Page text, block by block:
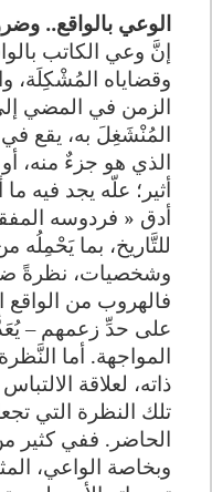
الوعي بالواقع..
إنَّ وعي الكاتب
وقضاياه المُشْكِلَة،
الزمن في المضي
المُنْشَغِلَ به، يقع في
الذي هو جزءٌ منه،
أثير؛ علّه يجد فيه
أدق « فردوسه
للتَّاريخ، بما
وشخصيات، نظرةً
فالهروب من الواقع
على حدِّ زعمهم –
المواجهة. أما
ذاته، لعلاقة
تلك النظرة التي
الحاضر. ففي كثير
وبخاصة الواعي،